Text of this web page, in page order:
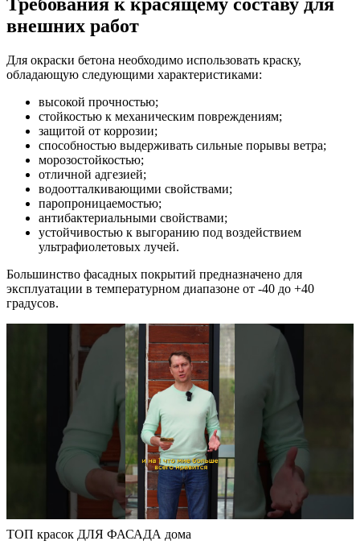
внешних работ
Для окраски бетона необходимо использовать краску,
обладающую следующими характеристиками:
высокой прочностью;
стойкостью к механическим повреждениям;
защитой от коррозии;
способностью выдерживать сильные порывы ветра;
морозостойкостью;
отличной адгезией;
водоотталкивающими свойствами;
паропроницаемостью;
антибактериальными свойствами;
устойчивостью к выгоранию под воздействием
ультрафиолетовых лучей.
Большинство фасадных покрытий предназначено для
эксплуатации в температурном диапазоне от -40 до +40
градусов.
ТОП красок ДЛЯ ФАСАДА дома